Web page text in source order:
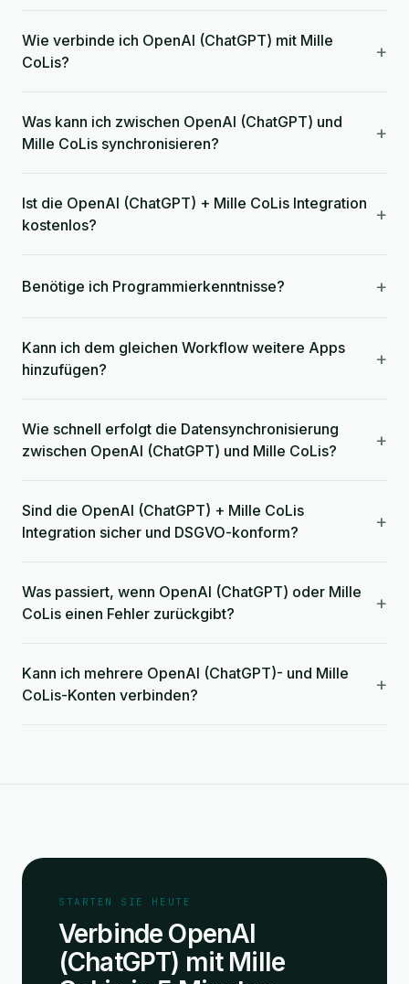
Wie verbinde ich OpenAI (ChatGPT) mit Mille
CoLis?
+
Was kann ich zwischen OpenAI (ChatGPT) und
Mille CoLis synchronisieren?
+
Ist die OpenAI (ChatGPT) + Mille CoLis Integration
kostenlos?
+
Benötige ich Programmierkenntnisse? +
Kann ich dem gleichen Workflow weitere Apps
hinzufügen?
+
Wie schnell erfolgt die Datensynchronisierung
zwischen OpenAI (ChatGPT) und Mille CoLis?
+
Sind die OpenAI (ChatGPT) + Mille CoLis
Integration sicher und DSGVO-konform?
+
Was passiert, wenn OpenAI (ChatGPT) oder Mille
CoLis einen Fehler zurückgibt?
+
Kann ich mehrere OpenAI (ChatGPT)- und Mille
CoLis-Konten verbinden?
+
STARTEN SIE HEUTE
Verbinde OpenAI
(ChatGPT) mit Mille